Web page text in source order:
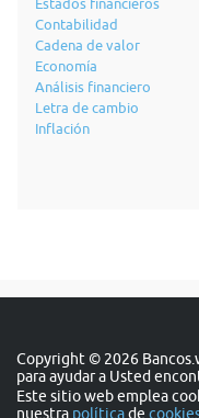
Contabilidad
Cadena de valor
Economía
Análisis financiero
Letra de cambio
Inflación
Copyright © 2026
para ayudar a Usted
Este sitio web emplea
nuestra políticade